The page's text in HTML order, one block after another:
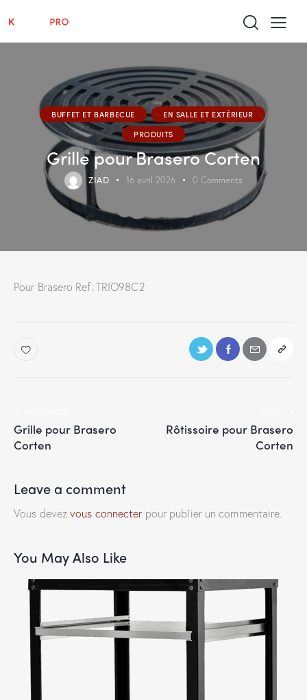
BUFFET ET BARBECUE
EN SALLE ET EXTÉRIEUR
PRODUITS
Grille pour Brasero Corten
ZIAD 16 avril 2026 0 Comments
Pour Brasero Ref. TRIO98C2
Grille pour Brasero
Corten
Rôtissoire pour Brasero
Corten
Leave a comment
Vous devezvous connecter pour publier un commentaire.
You May Also Like